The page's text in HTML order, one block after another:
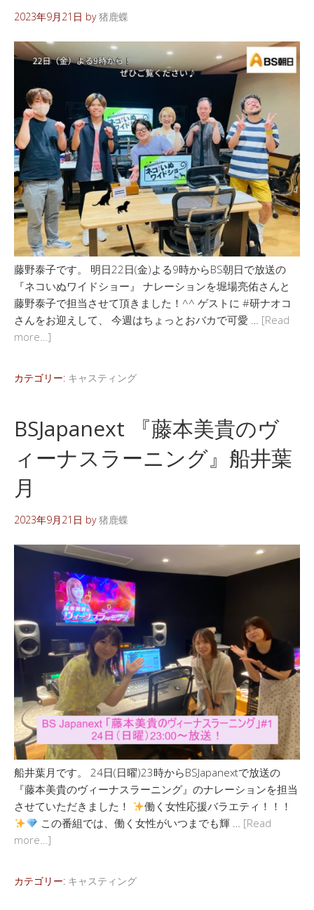
2023年9月21日 by猪鹿蝶
藤野泰子です。 明日22日(金)よる9時からBS朝日で放送の
『ネコいぬワイドショー』 ナレーションを堀場亮佑さんと
藤野泰子で担当させて頂きました！^^ ゲストに #研ナオコ
さんをお迎えして、 今週はちょっとおバカで可愛 … [Read
more…]
カテゴリー: キャスティング
BSJapanext 『藤本美貴のヴ
ィーナスラーニング』船井葉
月
2023年9月21日 by猪鹿蝶
船井葉月です。 24日(日曜)23時からBSJapanextで放送の
『藤本美貴のヴィーナスラーニング』のナレーションを担当
させていただきました！
働く女性応援バラエティ！！！
この番組では、働く女性がいつまでも輝 … [Read
more…]
カテゴリー: キャスティング